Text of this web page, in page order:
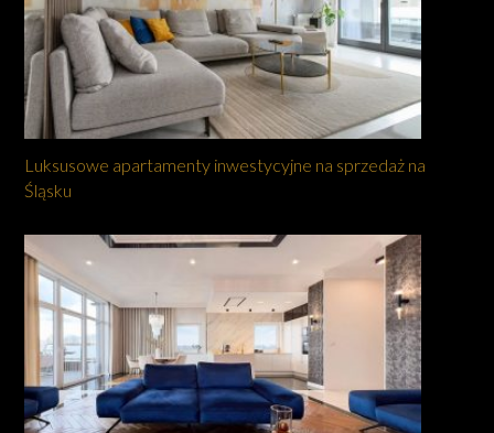
Luksusowe apartamenty inwestycyjne na sprzedaż na
Śląsku